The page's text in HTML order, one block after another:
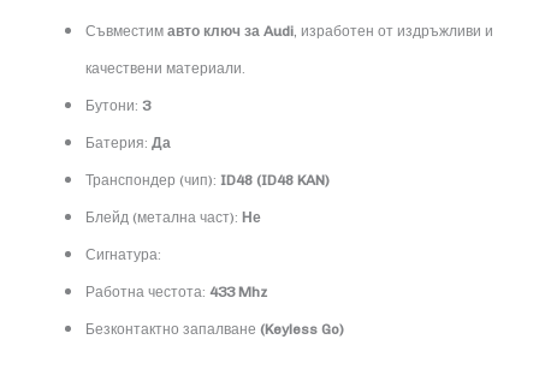
Съвместим авто ключ за Audi , изработен от издръжливи и
качествени материали.
Бутони: 3
Батерия: Да
Транспондер (чип): ID48 (ID48 KAN)
Блейд (метална част): Не
Сигнатура:
Работна честота: 433 Mhz
Безконтактно запалване (Keyless Go)